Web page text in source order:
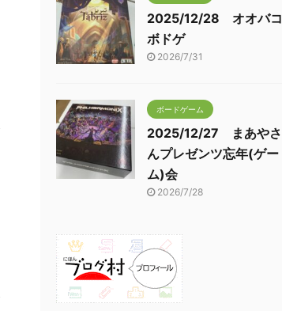
2025/12/28 オオバコ
ボドゲ
2026/7/31
ボードゲーム
2025/12/27 まあやさ
んプレゼンツ忘年(ゲー
ム)会
2026/7/28